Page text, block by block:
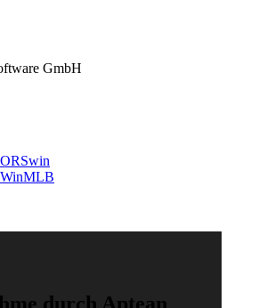
GmbH
ORSwin
WinMLB
durch Aptean